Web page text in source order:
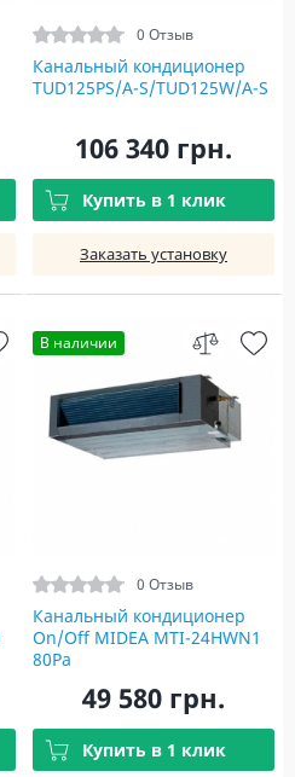
0 Отзыв
Канальный кондиционер
TUD125PS/A-S/TUD125W/A-S
106 340 грн.
Купить в 1 клик
Заказать установку
В наличии
0 Отзыв
Канальный кондиционер
On/Off MIDEA MTI-24HWN1
80Pa
49 580 грн.
Купить в 1 клик